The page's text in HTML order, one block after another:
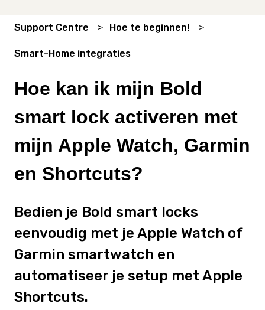
Support Centre Hoe te beginnen!
Smart-Home integraties
Hoe kan ik mijn Bold
smart lock activeren met
mijn Apple Watch, Garmin
en Shortcuts?
Bedien je Bold smart locks
eenvoudig met je Apple Watch of
Garmin smartwatch en
automatiseer je setup met Apple
Shortcuts.